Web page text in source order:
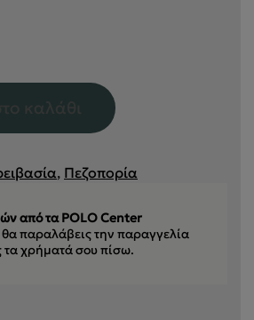
, Πεζοπορία
από τα POLO Center
θα παραλάβεις την παραγγελία
τα χρήματά σου πίσω.